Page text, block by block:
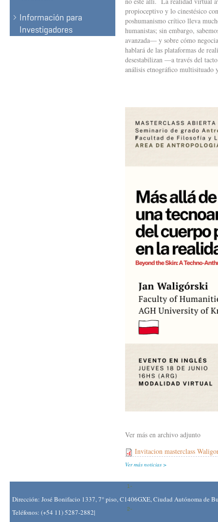
Información para
Investigadores
propioceptivo y lo cinestésico
poshumanismo crítico lleva
humanistas; sin embargo,
avanzada— y sobre cómo
hablará de las plataformas de
desestabilizan —a través del
análisis etnográfico multisituado
Ver más en archivo adjunto
Invitacion masterclass
Ver más noticias
Dirección: José Bonifacio 1337, 7° piso, C1406GXE, Ciudad Autónoma de
Teléfonos: (+54 11) 5287-2882|